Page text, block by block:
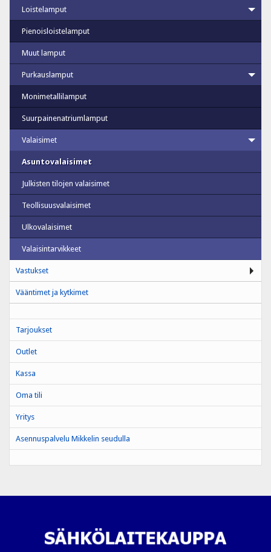
Loistelamput
Pienoisloistelamput
Muut lamput
Purkauslamput
Monimetallilamput
Suurpainenatriumlamput
Valaisimet
Asuntovalaisimet
Julkisten tilojen valaisimet
Teollisuusvalaisimet
Ulkovalaisimet
Valaisintarvikkeet
Vastukset
Vääntimet ja kytkimet
Tarjoukset
Outlet
Kassa
Oma tili
Yritys
Asennuspalvelu Mikkelin seudulla